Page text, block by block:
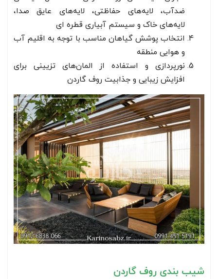
ضدآب، لایه‌های حفاظتی، لایه‌های عایق صدا،
لایه‌های خاک و سیستم آبیاری قطره ای
انتخاب پوشش گیاهان مناسب با توجه به اقلیم آب
و هوایی منطقه
نورپردازی و استفاده از المان‌های تزیینی برای
افزایش زیبایی و جذابیت روف گاردن
شیب بندی روف گاردن